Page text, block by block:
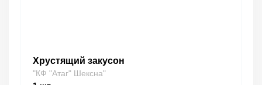
Хрустящий закусон
"КФ "Атаг" Шексна"